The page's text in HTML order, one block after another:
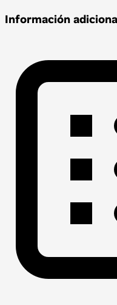
Información